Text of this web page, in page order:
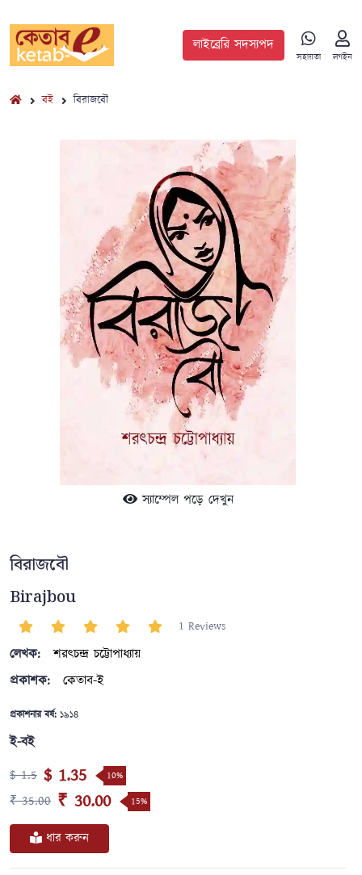
লাইব্রেরি সদস্যপদ
সহায়তা লগইন
বই বিরাজবৌ
স্যাম্পেল পড়ে দেখুন
বিরাজবৌ
Birajbou
1 Reviews
লেখক:
শরৎচন্দ্র চট্টোপাধ্যায়
প্রকাশক:
কেতাব-ই
প্রকাশনার বর্ষ: ১৯১৪
ই-বই
$ 1.5 $ 1.35 10%
₹ 35.00 ₹ 30.00 15%
ধার করুন